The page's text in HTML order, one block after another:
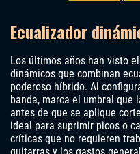
Ecualizador
Los últimos años han visto
dinámicos que combinan
poderoso híbrido. Al
banda, marca el umbral que
antes de que se aplique
ideal para suprimir picos o
críticas que no requieren